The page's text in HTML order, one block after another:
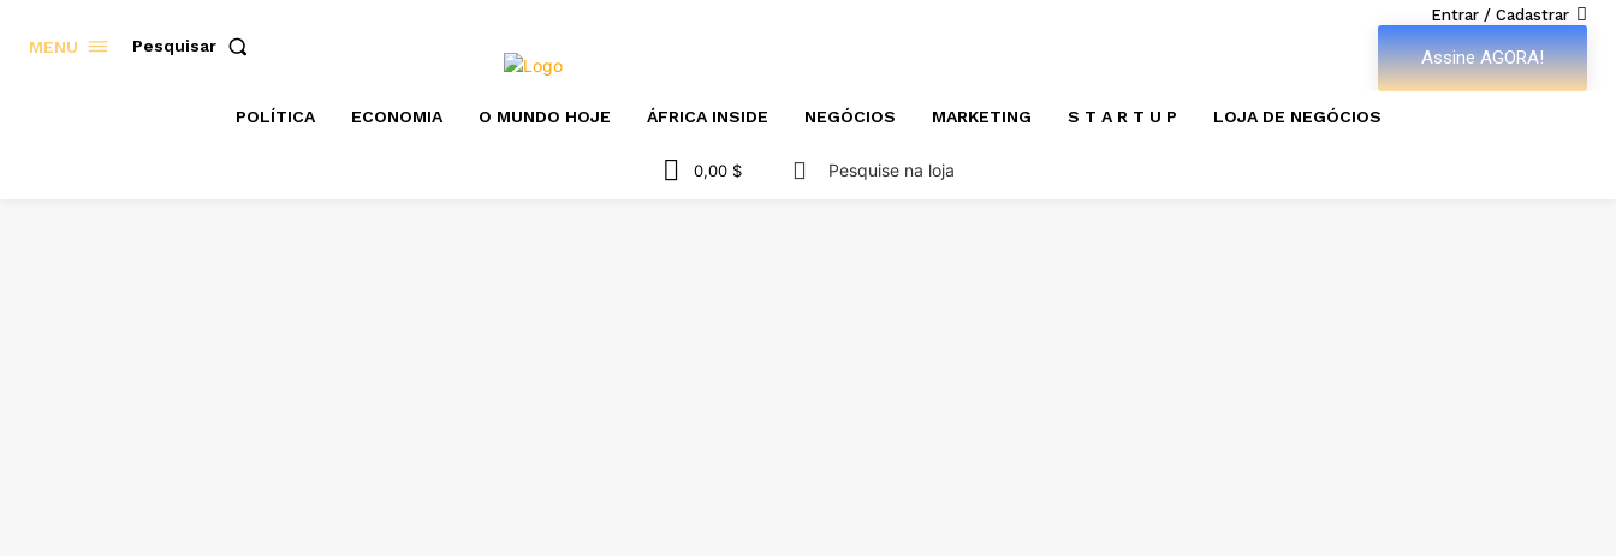
MENU Pesquisar
Entrar / Cadastrar
Assine AGORA!
POLÍTICA ECONOMIA O MUNDO HOJE ÁFRICA INSIDE NEGÓCIOS MARKETING S T A R T U P LOJA DE NEGÓCIOS
0,00 $ Pesquise na loja